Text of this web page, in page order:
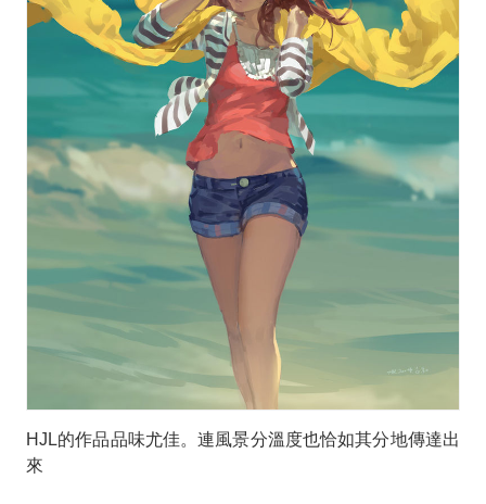
HJL的作品品味尤佳。連風景分溫度也恰如其分地傳達出
來